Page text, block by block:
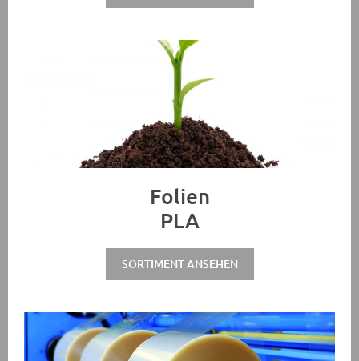
Folien
PLA
SORTIMENT ANSEHEN